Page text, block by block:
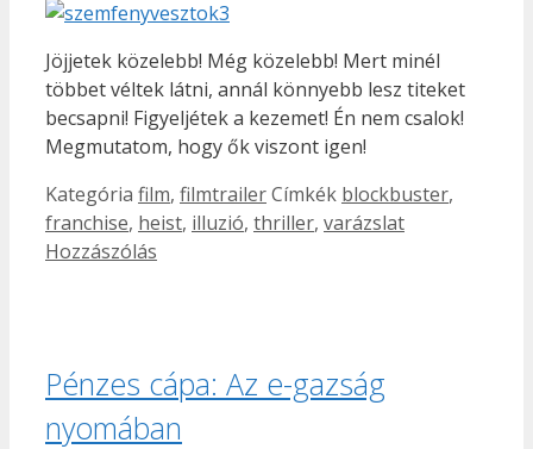
Jöjjetek közelebb! Még közelebb! Mert minél
többet véltek látni, annál könnyebb lesz titeket
becsapni! Figyeljétek a kezemet! Én nem csalok!
Megmutatom, hogy ők viszont igen!
Kategória film, filmtrailerCímkék blockbuster,
franchise, heist, illuzió, thriller, varázslat
Hozzászólás
Pénzes cápa: Az e-gazság
nyomában